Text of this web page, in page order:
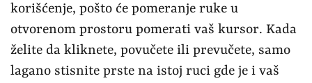
korišćenje, pošto će pomeranje ruke u
otvorenom prostoru pomerati vaš kursor. Kada
želite da kliknete, povučete ili prevučete, samo
lagano stisnite prste na istoj ruci gde je i vaš